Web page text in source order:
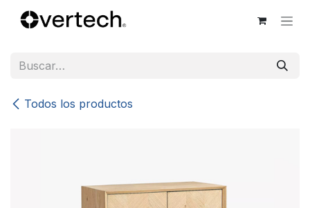
Ir al contenido
Todos los productos